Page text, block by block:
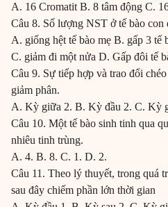
A. 16 Cromatit B. 8 tâm động C.
Câu 8. Số lượng NST ở tế bào con
A. giống hệt tế bào mẹ B. gấp 3 tế
C. giảm đi một nửa D. Gấp đôi tế
Câu 9. Sự tiếp hợp và trao đổi
giảm phân.
A. Kỳ giữa 2. B. Kỳ đầu 2. C. Kỳ
Câu 10. Một tế bào sinh tinh qua
nhiêu tinh trùng.
A. 4. B. 8. C. 1. D. 2.
Câu 11. Theo lý thuyết, trong quá
sau đây chiếm phần lớn thời gian